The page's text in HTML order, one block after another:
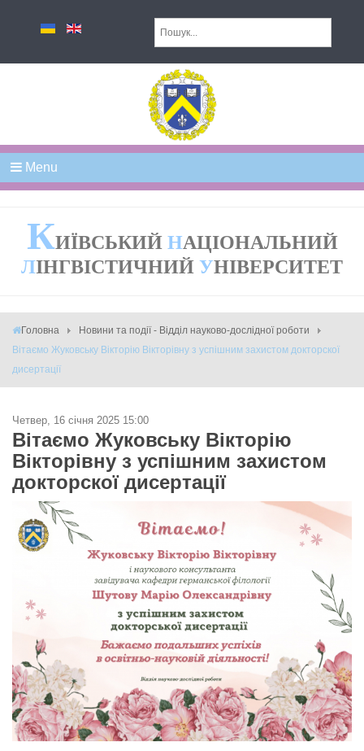
Menu
КИЇВСЬКИЙ НАЦІОНАЛЬНИЙ
ЛІНГВІСТИЧНИЙ УНІВЕРСИТЕТ
Головна
Новини та події - Відділ науково-дослідної роботи
Вітаємо Жуковську Вікторію Вікторівну з успішним захистом докторскої
дисертації
Четвер, 16 січня 2025 15:00
Вітаємо Жуковську Вікторію
Вікторівну з успішним захистом
докторскої дисертації